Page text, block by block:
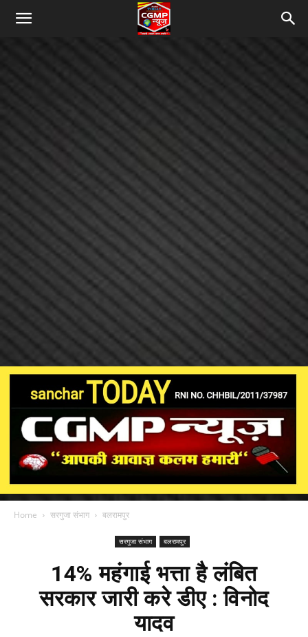
Home सरगुजा संभाग बलरामपुर
सरगुजा संभाग बलरामपुर
14% महंगाई भत्ता है लंबित
सरकार जारी करे डीए : विनोद
यादव